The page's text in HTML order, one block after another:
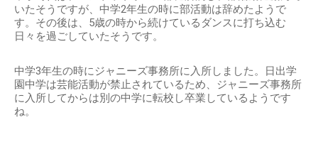
いたそうですが、中学2年生の時に部活動は辞めたようで
す。その後は、5歳の時から続けているダンスに打ち込む
日々を過ごしていたそうです。
中学3年生の時にジャニーズ事務所に入所しました。日出学
園中学は芸能活動が禁止されているため、ジャニーズ事務所
に入所してからは別の中学に転校し卒業しているようです
ね。